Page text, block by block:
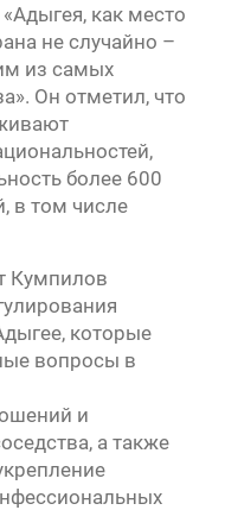
как место
не случайно –
из самых
Он отметил, что
более 600
в том числе
Кумпилов
которые
вопросы в
и
а также